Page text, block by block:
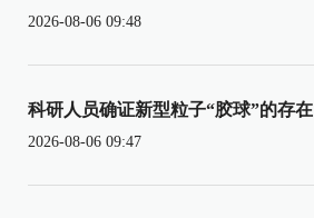
2026-08-06 09:48
科研人员确证新型粒子“胶球”的存在
2026-08-06 09:47